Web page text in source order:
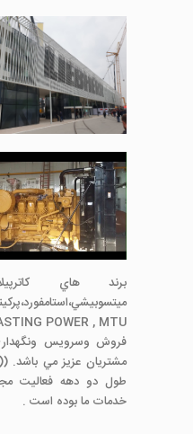
فروش وسرويس
مشتريان عزيز مي باشد.
طول دو دهه فعاليت
خدمات ما بوده است .